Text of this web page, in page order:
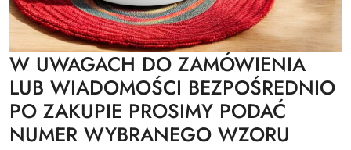
W UWAGACH DO ZAMÓWIENIA
LUB WIADOMOŚCI BEZPOŚREDNIO
PO ZAKUPIE PROSIMY PODAĆ
NUMER WYBRANEGO WZORU